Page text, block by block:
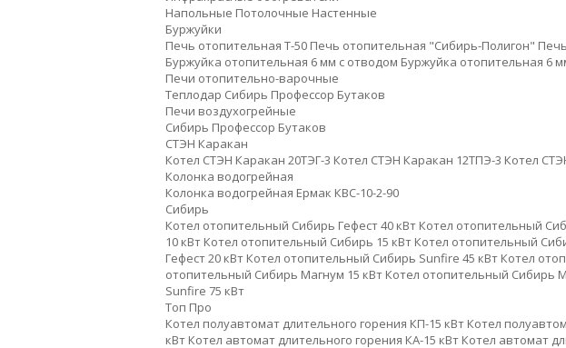
Напольные Потолочные Настенные
Буржуйки
Печь отопительная Т-50 Печь отопительная "Сибирь-Полигон"
Буржуйка отопительная 6 мм с отводом Буржуйка отопительная 6
Печи отопительно-варочные
Теплодар Сибирь Профессор Бутаков
Печи воздухогрейные
Сибирь Профессор Бутаков
СТЭН Каракан
Котел СТЭН Каракан 20ТЭГ-3 Котел СТЭН Каракан 12ТПЭ-3 Котел
Колонка водогрейная
Колонка водогрейная Ермак КВС-10-2-90
Сибирь
Котел отопительный Сибирь Гефест 40 кВт Котел отопительный
10 кВт Котел отопительный Сибирь 15 кВт Котел отопительный
Гефест 20 кВт Котел отопительный Сибирь Sunfire 45 кВт Котел
отопительный Сибирь Магнум 15 кВт Котел отопительный Сибирь
Sunfire 75 кВт
Топ Про
Котел полуавтомат длительного горения КП-15 кВт Котел
кВт Котел автомат длительного горения КА-15 кВт Котел автомат